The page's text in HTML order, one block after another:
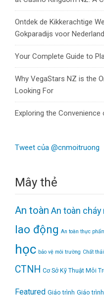
Ontdek de Kikkerachtige
Gokparadijs voor
Your Complete Guide to
Why VegaStars NZ is the
Looking For
Exploring the
Tweet của @cnmoitruong
Mây thẻ
An toàn An toàn cháy
lao động An toàn thực
học bảo vệ môi trường Chất thải
CTNH Cơ Sở Kỹ Thuật Môi
Featured Giáo trình Giáo